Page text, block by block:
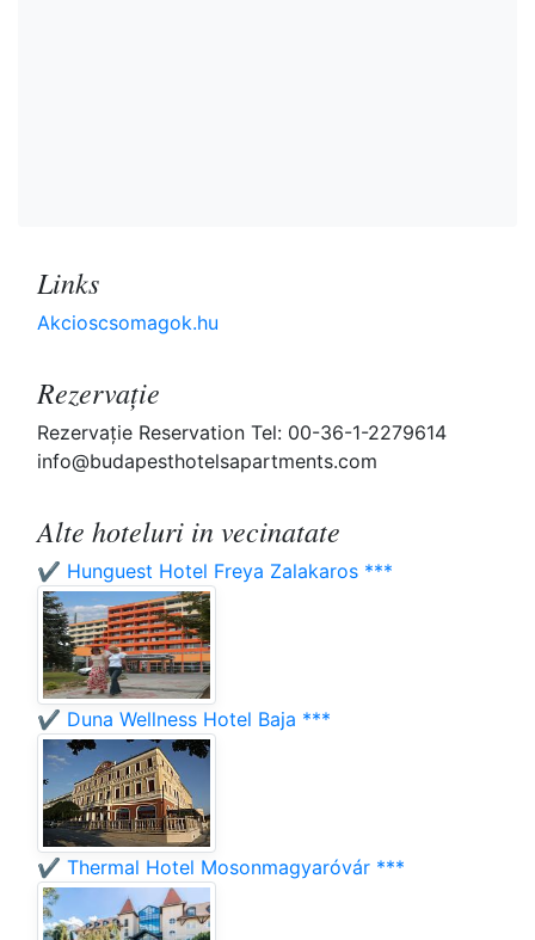
Links
Akcioscsomagok.hu
Rezervaţie
Rezervaţie Reservation Tel: 00-36-1-2279614
info@budapesthotelsapartments.com
Alte hoteluri in vecinatate
✔️ Hunguest Hotel Freya Zalakaros ***
✔️ Duna Wellness Hotel Baja ***
✔️ Thermal Hotel Mosonmagyaróvár ***